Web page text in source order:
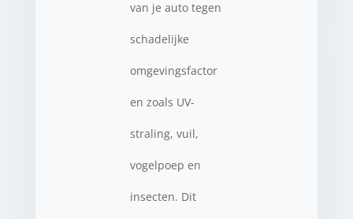
van je auto tegen
schadelijke
omgevingsfactor
en zoals UV-
straling, vuil,
vogelpoep en
insecten. Dit